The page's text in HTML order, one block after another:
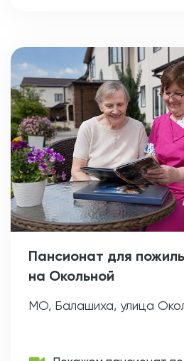
Пансионат для
на Окольной
МО, Балашиха, улица